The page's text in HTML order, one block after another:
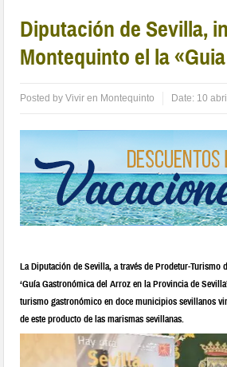
Diputación de Sevilla,
Montequinto el la
Posted byVivir en Montequinto Date: 10
La Diputación de Sevilla, a través de Prodetur-Turismo
‘Guía Gastronómica del Arroz en la Provincia de
turismo gastronómico en doce municipios sevillanos
de este producto de las marismas sevillanas.